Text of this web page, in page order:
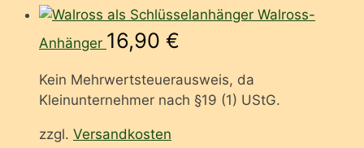
Walross-
Anhänger 16,90 €
Kein Mehrwertsteuerausweis, da
Kleinunternehmer nach §19 (1) UStG.
zzgl. Versandkosten